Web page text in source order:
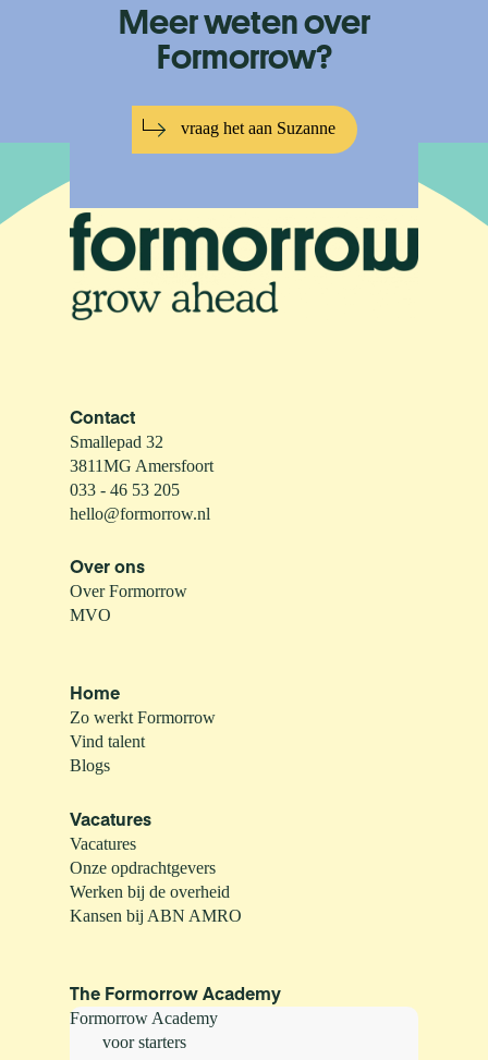
Meer weten over
Formorrow?
vraag het aan Suzanne
Contact
Smallepad 32
3811MG Amersfoort
033 - 46 53 205
hello@formorrow.nl
Over ons
Over Formorrow
MVO
Home
Zo werkt Formorrow
Vind talent
Blogs
Vacatures
Vacatures
Onze opdrachtgevers
Werken bij de overheid
Kansen bij ABN AMRO
The Formorrow Academy
Formorrow Academy
voor starters